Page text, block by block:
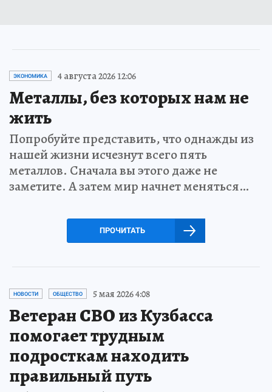
ЭКОНОМИКА 4 августа 2026 12:06
Металлы, без которых нам не
жить
Попробуйте представить, что однажды из
нашей жизни исчезнут всего пять
металлов. Сначала вы этого даже не
заметите. А затем мир начнет меняться…
ПРОЧИТАТЬ
НОВОСТИ ОБЩЕСТВО 5 мая 2026 4:08
Ветеран СВО из Кузбасса
помогает трудным
подросткам находить
правильный путь